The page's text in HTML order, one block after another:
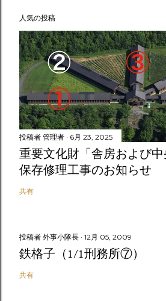
人気の投稿
投稿者 管理者 6月 23, 2025
重要文化財「舎房および
保存修理工事のお知らせ
共有
投稿者 外事小隊長 12月 05, 2009
鉄格子（1/1刑務所⑦）
共有